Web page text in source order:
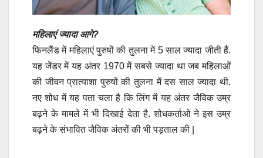
महिलाएं ज्यादा आगे?
फिनलैंड में महिलाएं पुरुषों की तुलना में 5 साल ज्यादा जीती हैं.
यह जेंडर में यह अंतर 1970 में सबसे ज्यादा था जब महिलाओं
की जीवन प्रात्याशा पुरुषों की तुलना में दस साल ज्यादा थी.
नए शोध में यह पता चला है कि लिंग में यह अंतर जैविक उम्र
बढ़ने के मामले में भी दिखाई देता है. शोधकर्ताओ ने इस उम्र
बढ़ने के संभावित जैविक अंतरों की भी पड़ताल की |